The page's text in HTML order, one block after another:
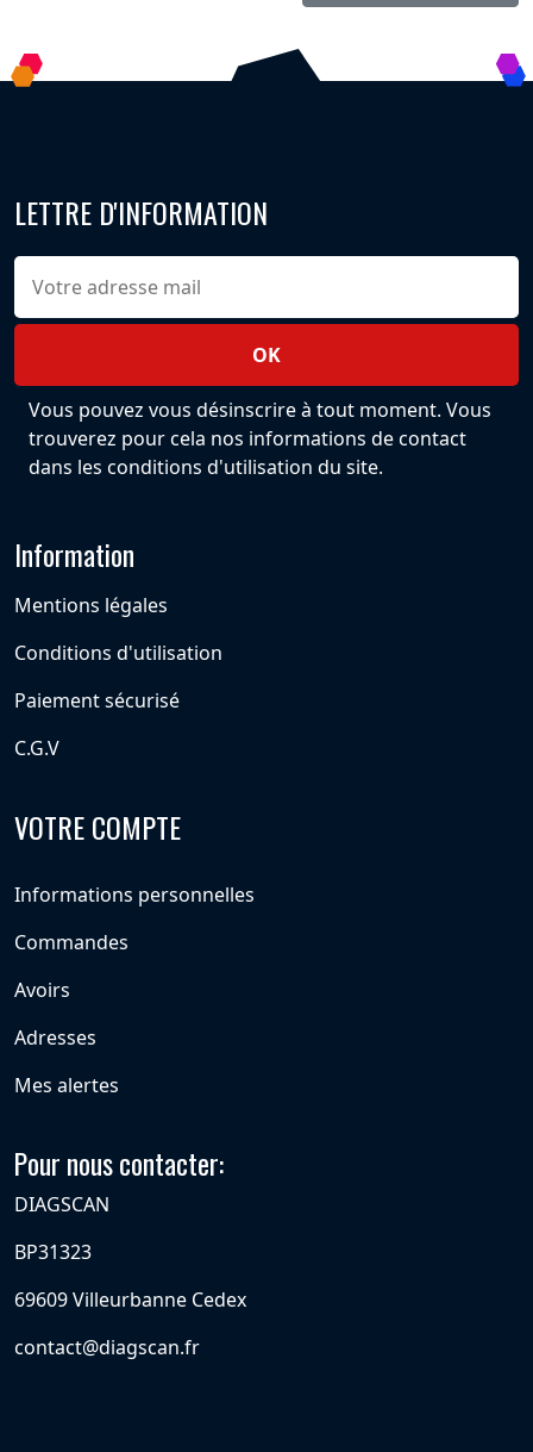
LETTRE D'INFORMATION
Vous pouvez vous désinscrire à tout moment. Vous
trouverez pour cela nos informations de contact
dans les conditions d'utilisation du site.
Information
Mentions légales
Conditions d'utilisation
Paiement sécurisé
C.G.V
VOTRE COMPTE
Informations personnelles
Commandes
Avoirs
Adresses
Mes alertes
Pour nous contacter:
DIAGSCAN
BP31323
69609 Villeurbanne Cedex
contact@diagscan.fr